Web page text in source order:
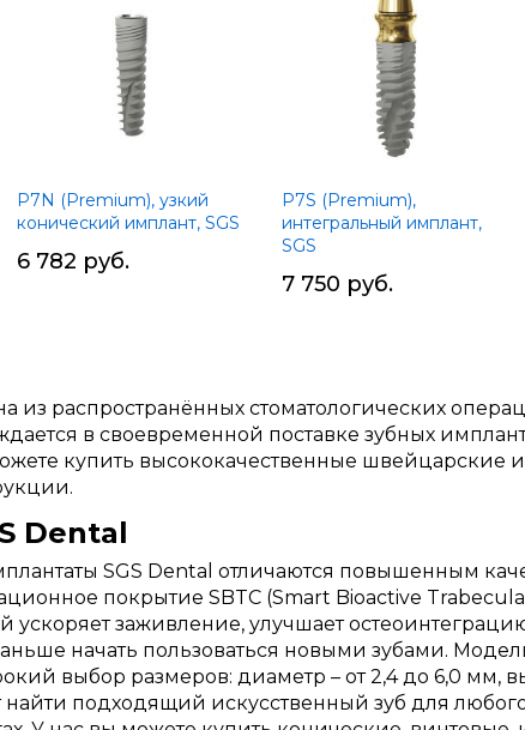
P7N (Premium), узкий
конический имплант, SGS
6 782 руб.
P7S (Premium),
интегральный имплант,
SGS
7 750 руб.
из распространённых стоматологических
в своевременной поставке зубных
купить высококачественные швейцарские
Dental
SGS Dental отличаются повышенным
покрытие SBTC (Smart Bioactive
заживление, улучшает
начать пользоваться новыми зубами.
выбор размеров: диаметр – от 2,4 до 6,0 мм,
найти подходящий искусственный зуб для